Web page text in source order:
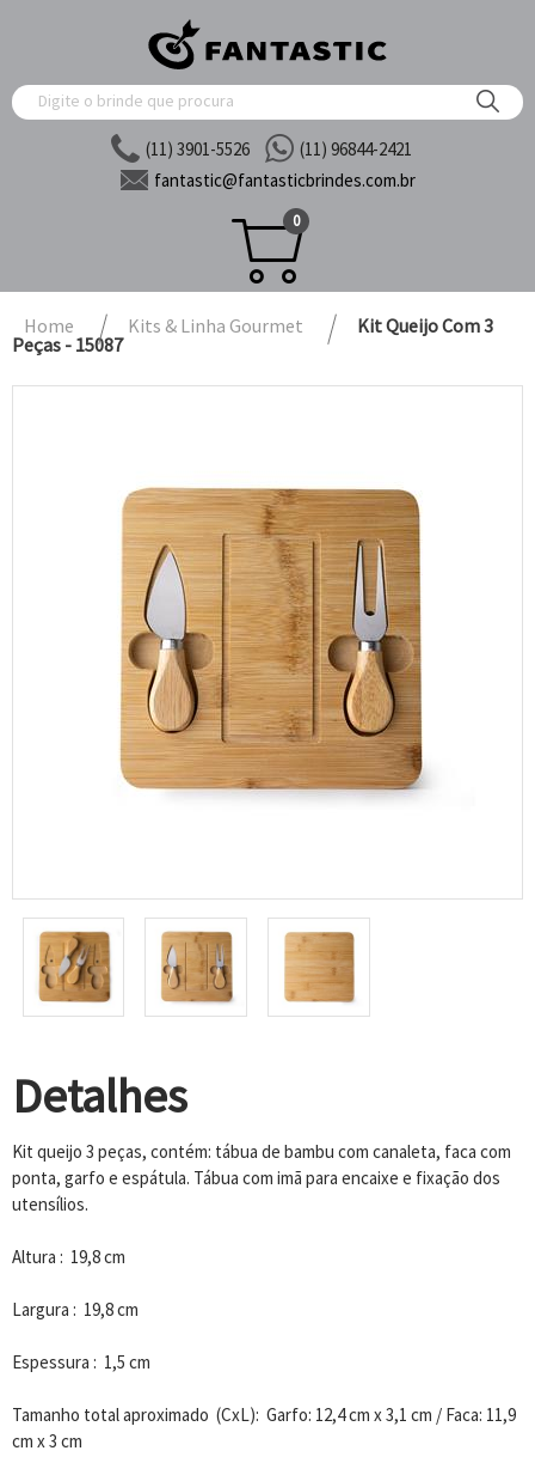
(11) 3901-5526
(11) 96844-2421
fantastic@fantasticbrindes.com.br
0
Home Kits & Linha Gourmet
Kit Queijo Com 3
Peças - 15087
Detalhes
Kit queijo 3 peças, contém: tábua de bambu com canaleta, faca com
ponta, garfo e espátula. Tábua com imã para encaixe e fixação dos
utensílios.
Altura : 19,8 cm
Largura : 19,8 cm
Espessura : 1,5 cm
Tamanho total aproximado (CxL): Garfo: 12,4 cm x 3,1 cm / Faca: 11,9
cm x 3 cm